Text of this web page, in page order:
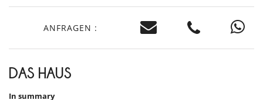
ANFRAGEN :
DAS HAUS
In summary